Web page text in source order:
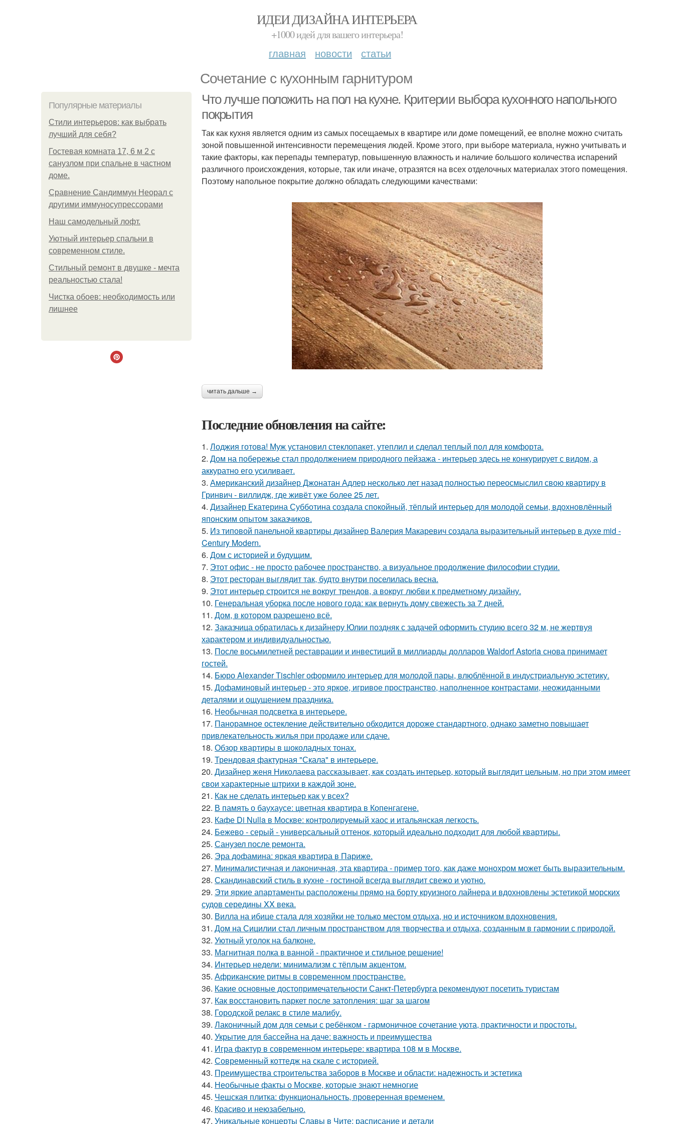
ИДЕИ ДИЗАЙНА ИНТЕРЬЕРА
+1000 идей для вашего интерьера!
главная новости статьи
Сочетание с кухонным гарнитуром
Популярные материалы
Стили интерьеров: как выбрать
лучший для себя?
Гостевая комната 17, 6 м 2 с
санузлом при спальне в частном
доме.
Сравнение Сандиммун Неорал с
другими иммуносупрессорами
Наш самодельный лофт.
Уютный интерьер спальни в
современном стиле.
Стильный ремонт в двушке - мечта
реальностью стала!
Чистка обоев: необходимость или
лишнее
Что лучше положить на пол на кухне. Критерии выбора кухонного напольного
покрытия
Так как кухня является одним из самых посещаемых в квартире или доме помещений, ее вполне можно считать
зоной повышенной интенсивности перемещения людей. Кроме этого, при выборе материала, нужно учитывать и
такие факторы, как перепады температур, повышенную влажность и наличие большого количества испарений
различного происхождения, которые, так или иначе, отразятся на всех отделочных материалах этого помещения.
Поэтому напольное покрытие должно обладать следующими качествами:
читать дальше →
Последние обновления на сайте:
1. Лоджия готова! Муж установил стеклопакет, утеплил и сделал теплый пол для комфорта.
2. Дом на побережье стал продолжением природного пейзажа - интерьер здесь не конкурирует с видом, а
аккуратно его усиливает.
3. Американский дизайнер Джонатан Адлер несколько лет назад полностью переосмыслил свою квартиру в
Гринвич - виллидж, где живёт уже более 25 лет.
4. Дизайнер Екатерина Субботина создала спокойный, тёплый интерьер для молодой семьи, вдохновлённый
японским опытом заказчиков.
5. Из типовой панельной квартиры дизайнер Валерия Макаревич создала выразительный интерьер в духе mid -
Century Modern.
6. Дом с историей и будущим.
7. Этот офис - не просто рабочее пространство, а визуальное продолжение философии студии.
8. Этот ресторан выглядит так, будто внутри поселилась весна.
9. Этот интерьер строится не вокруг трендов, а вокруг любви к предметному дизайну.
10. Генеральная уборка после нового года: как вернуть дому свежесть за 7 дней.
11. Дом, в котором разрешено всё.
12. Заказчица обратилась к дизайнеру Юлии поздняк с задачей оформить студию всего 32 м, не жертвуя
характером и индивидуальностью.
13. После восьмилетней реставрации и инвестиций в миллиарды долларов Waldorf Astoria снова принимает
гостей.
14. Бюро Alexander Tischler оформило интерьер для молодой пары, влюблённой в индустриальную эстетику.
15. Дофаминовый интерьер - это яркое, игривое пространство, наполненное контрастами, неожиданными
деталями и ощущением праздника.
16. Необычная подсветка в интерьере.
17. Панорамное остекление действительно обходится дороже стандартного, однако заметно повышает
привлекательность жилья при продаже или сдаче.
18. Обзор квартиры в шоколадных тонах.
19. Трендовая фактурная "Скала" в интерьере.
20. Дизайнер женя Николаева рассказывает, как создать интерьер, который выглядит цельным, но при этом имеет
свои характерные штрихи в каждой зоне.
21. Как не сделать интерьер как у всех?
22. В память о баухаусе: цветная квартира в Копенгагене.
23. Кафе Di Nulla в Москве: контролируемый хаос и итальянская легкость.
24. Бежево - серый - универсальный оттенок, который идеально подходит для любой квартиры.
25. Санузел после ремонта.
26. Эра дофамина: яркая квартира в Париже.
27. Минималистичная и лаконичная, эта квартира - пример того, как даже монохром может быть выразительным.
28. Скандинавский стиль в кухне - гостиной всегда выглядит свежо и уютно.
29. Эти яркие апартаменты расположены прямо на борту круизного лайнера и вдохновлены эстетикой морских
судов середины XX века.
30. Вилла на ибице стала для хозяйки не только местом отдыха, но и источником вдохновения.
31. Дом на Сицилии стал личным пространством для творчества и отдыха, созданным в гармонии с природой.
32. Уютный уголок на балконе.
33. Магнитная полка в ванной - практичное и стильное решение!
34. Интерьер недели: минимализм с тёплым акцентом.
35. Африканские ритмы в современном пространстве.
36. Какие основные достопримечательности Санкт-Петербурга рекомендуют посетить туристам
37. Как восстановить паркет после затопления: шаг за шагом
38. Городской релакс в стиле малибу.
39. Лаконичный дом для семьи с ребёнком - гармоничное сочетание уюта, практичности и простоты.
40. Укрытие для бассейна на даче: важность и преимущества
41. Игра фактур в современном интерьере: квартира 108 м в Москве.
42. Современный коттедж на скале с историей.
43. Преимущества строительства заборов в Москве и области: надежность и эстетика
44. Необычные факты о Москве, которые знают немногие
45. Чешская плитка: функциональность, проверенная временем.
46. Красиво и неюзабельно.
47. Уникальные концерты Славы в Чите: расписание и детали